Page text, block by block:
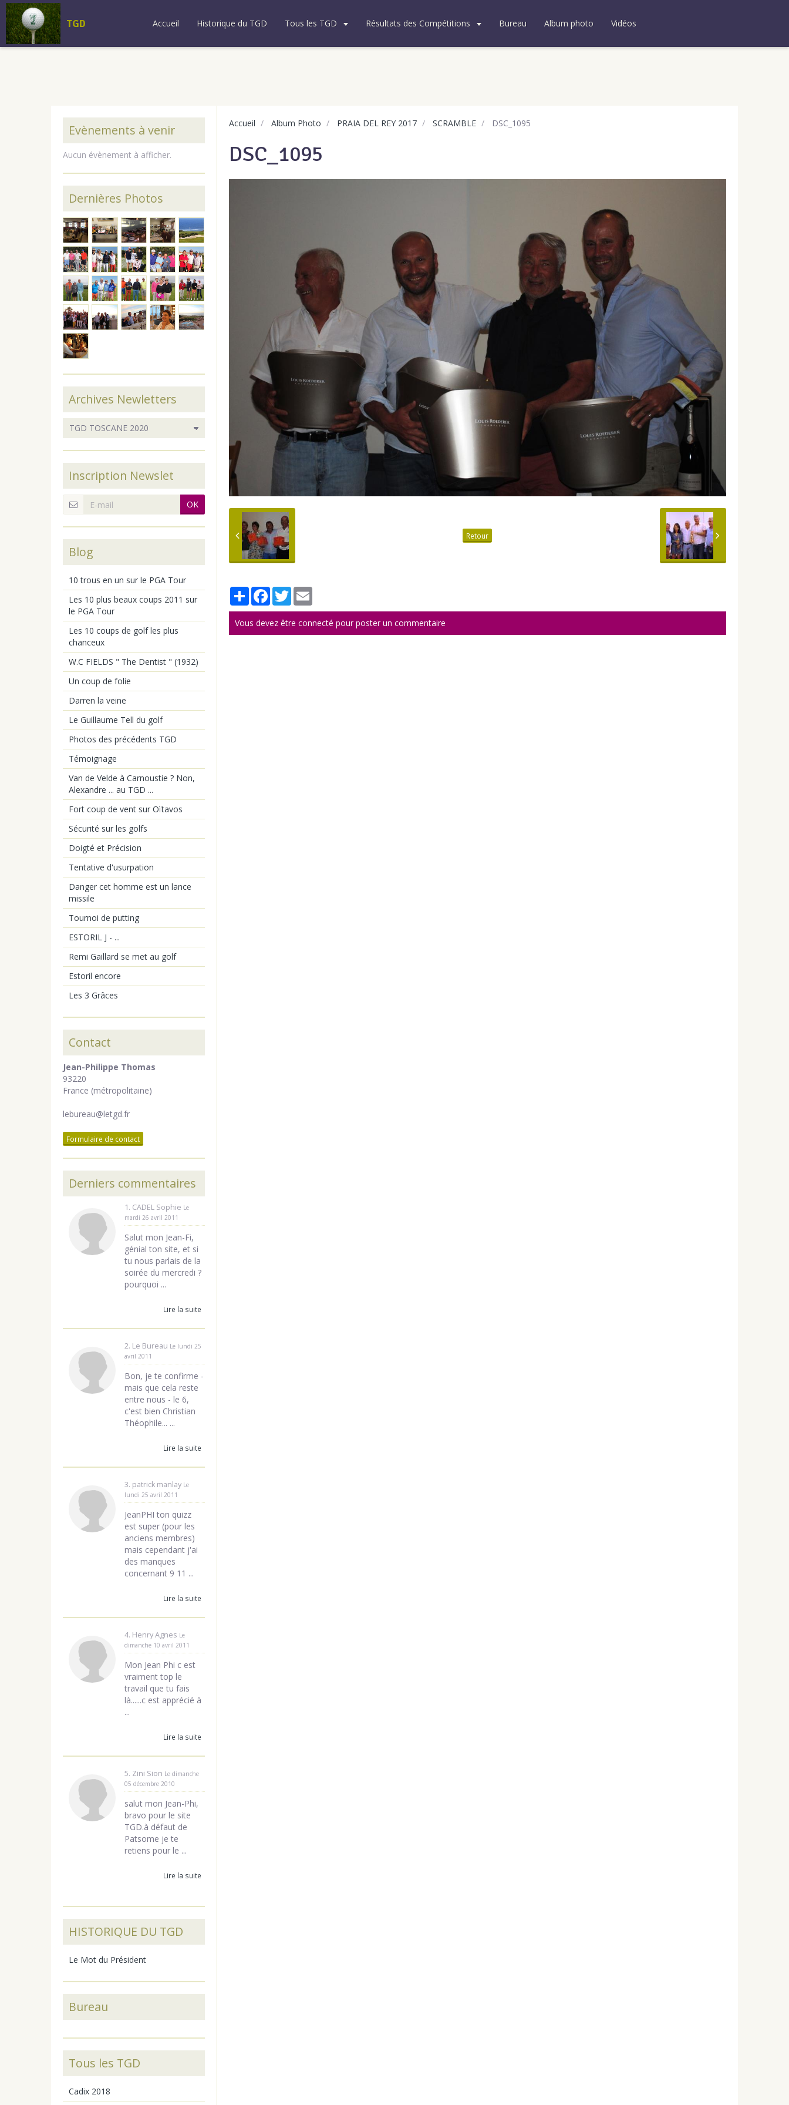
TGD Accueil Historique du TGD Tous les TGD Résultats des Compétitions Bureau Album photo Vidéos
Accueil Album Photo PRAIA DEL REY 2017 SCRAMBLE DSC_1095
DSC_1095
Retour
PartagerFacebook
TwitterEmail
Vous devez être connecté pour poster un commentaire
Evènements à venir
Aucun évènement à afficher.
Dernières Photos
Archives Newletters
Inscription Newslet
OK
Blog
10 trous en un sur le PGA Tour
Les 10 plus beaux coups 2011 sur
le PGA Tour
Les 10 coups de golf les plus
chanceux
W.C FIELDS " The Dentist " (1932)
Un coup de folie
Darren la veine
Le Guillaume Tell du golf
Photos des précédents TGD
Témoignage
Van de Velde à Carnoustie ? Non,
Alexandre ... au TGD ...
Fort coup de vent sur Oïtavos
Sécurité sur les golfs
Doigté et Précision
Tentative d'usurpation
Danger cet homme est un lance
missile
Tournoi de putting
ESTORIL J - ...
Remi Gaillard se met au golf
Estoril encore
Les 3 Grâces
Contact
Jean-Philippe Thomas
93220
France (métropolitaine)
lebureau@letgd.fr
Formulaire de contact
Derniers commentaires
1. CADEL Sophie Le
mardi 26 avril 2011
Salut mon Jean-Fi,
génial ton site, et si
tu nous parlais de la
soirée du mercredi ?
pourquoi ...
Lire la suite
2. Le Bureau Le lundi 25
avril 2011
Bon, je te confirme -
mais que cela reste
entre nous - le 6,
c'est bien Christian
Théophile... ...
Lire la suite
3. patrick manlay Le
lundi 25 avril 2011
JeanPHI ton quizz
est super (pour les
anciens membres)
mais cependant j'ai
des manques
concernant 9 11 ...
Lire la suite
4. Henry Agnes Le
dimanche 10 avril 2011
Mon Jean Phi c est
vraiment top le
travail que tu fais
là......c est apprécié à
...
Lire la suite
5. Zini Sion Le dimanche
05 décembre 2010
salut mon Jean-Phi,
bravo pour le site
TGD.à défaut de
Patsome je te
retiens pour le ...
Lire la suite
HISTORIQUE DU TGD
Le Mot du Président
Bureau
Tous les TGD
Cadix 2018